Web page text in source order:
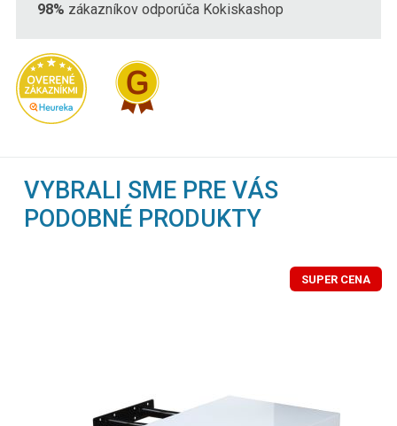
98% zákazníkov odporúča Kokiskashop
VYBRALI SME PRE VÁS
PODOBNÉ PRODUKTY
SUPER CENA